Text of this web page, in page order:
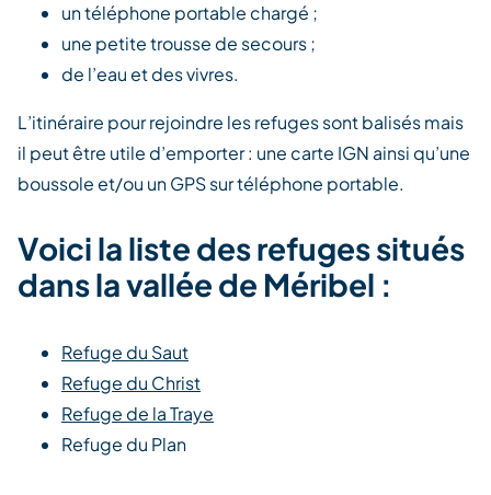
un téléphone portable chargé ;
une petite trousse de secours ;
de l’eau et des vivres.
L’itinéraire pour rejoindre les refuges sont balisés mais
il peut être utile d’emporter : une carte IGN ainsi qu’une
boussole et/ou un GPS sur téléphone portable.
Voici la liste des refuges situés
dans la vallée de Méribel :
Refuge du Saut
Refuge du Christ
Refuge de la Traye
Refuge du Plan